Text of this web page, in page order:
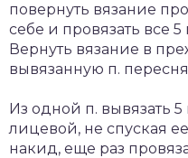
повернуть вязание
себе и провязать все
Вернуть вязание в
вывязанную п.
Из одной п. вывязать 5
лицевой, не спуская
накид, еще раз